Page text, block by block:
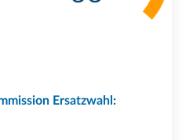
Ersatzwahl: